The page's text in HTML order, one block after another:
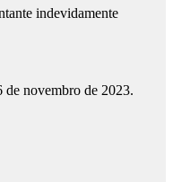
indevidamente
de novembro de 2023.